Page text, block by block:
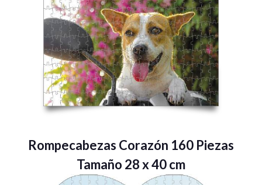
Rompecabezas Corazón 160 Piezas
Tamaño 28 x 40 cm